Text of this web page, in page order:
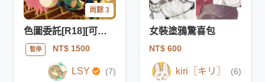
尚餘 3
色圖委託[R18][可差分]
暫停 NT$ 1500
LSY (7)
女裝塗鴉驚喜包
NT$ 600
kiri〖キリ〗 (6)